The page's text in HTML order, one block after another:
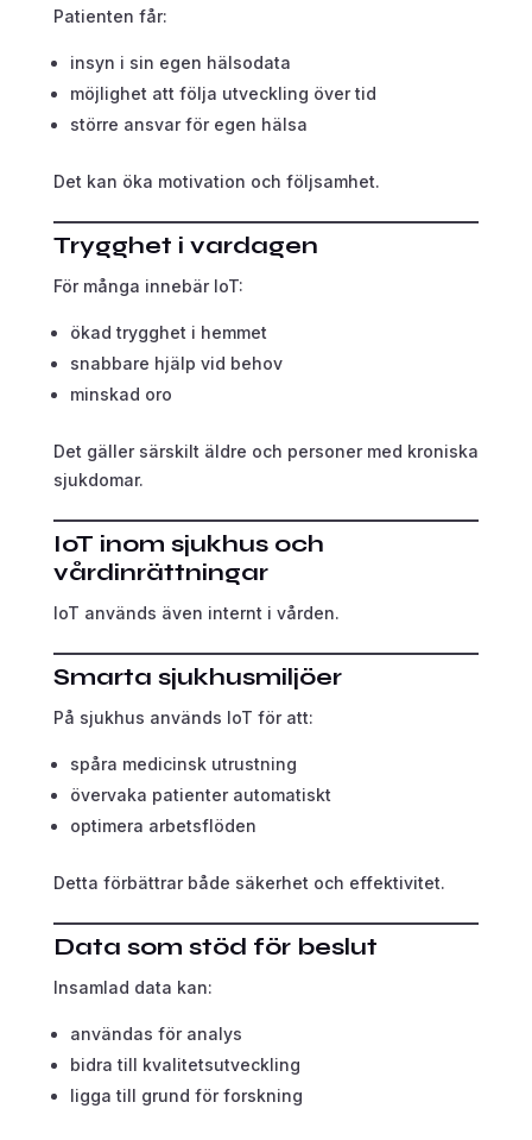
Patienten får:
insyn i sin egen hälsodata
möjlighet att följa utveckling över tid
större ansvar för egen hälsa
Det kan öka motivation och följsamhet.
Trygghet i vardagen
För många innebär IoT:
ökad trygghet i hemmet
snabbare hjälp vid behov
minskad oro
Det gäller särskilt äldre och personer med kroniska
sjukdomar.
IoT inom sjukhus och
vårdinrättningar
IoT används även internt i vården.
Smarta sjukhusmiljöer
På sjukhus används IoT för att:
spåra medicinsk utrustning
övervaka patienter automatiskt
optimera arbetsflöden
Detta förbättrar både säkerhet och effektivitet.
Data som stöd för beslut
Insamlad data kan:
användas för analys
bidra till kvalitetsutveckling
ligga till grund för forskning